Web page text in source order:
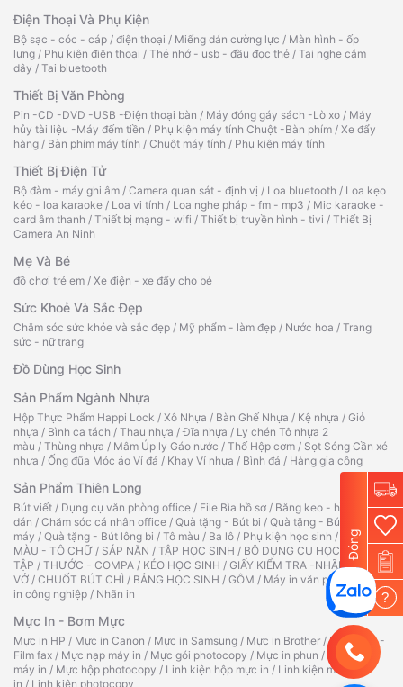
Điện Thoại Và Phụ Kiện
Bộ sạc - cóc - cáp / điện thoại / Miếng dán cường lực / Màn hình - ốp
lưng / Phụ kiện điện thoại / Thẻ nhớ - usb - đầu đọc thẻ / Tai nghe cắm
dây / Tai bluetooth
Thiết Bị Văn Phòng
Pin -CD -DVD -USB -Điện thoại bàn / Máy đóng gáy sách -Lò xo / Máy
hủy tài liệu -Máy đếm tiền / Phụ kiện máy tính Chuột -Bàn phím / Xe đẩy
hàng / Bàn phím máy tính / Chuột máy tính / Phụ kiện máy tính
Thiết Bị Điện Tử
Bộ đàm - máy ghi âm / Camera quan sát - định vị / Loa bluetooth / Loa kẹo
kéo - loa karaoke / Loa vi tính / Loa nghe pháp - fm - mp3 / Mic karaoke -
card âm thanh / Thiết bị mạng - wifi / Thiết bị truyền hình - tivi / Thiết Bị
Camera An Ninh
Mẹ Và Bé
đồ chơi trẻ em / Xe điện - xe đẩy cho bé
Sức Khoẻ Và Sắc Đẹp
Chăm sóc sức khỏe và sắc đẹp / Mỹ phẩm - làm đẹp / Nước hoa / Trang
sức - nữ trang
Đồ Dùng Học Sinh
Sản Phẩm Ngành Nhựa
Hộp Thực Phẩm Happi Lock / Xô Nhựa / Bàn Ghế Nhựa / Kệ nhựa / Giỏ
nhựa / Bình ca tách / Thau nhựa /Đĩa nhựa / Ly chén Tô nhựa 2
màu / Thùng nhựa / Mâm Úp ly Gáo nước / Thố Hộp cơm / Sọt Sóng Cần xé
nhựa / Ống đũa Móc áo Vỉ đá / Khay Vỉ nhựa / Bình đá / Hàng gia công
Sản Phẩm Thiên Long
Bút viết / Dụng cụ văn phòng office / File Bìa hồ sơ / Băng keo - hồ
dán / Chăm sóc cá nhân office / Quà tặng - Bút bi / Quà tặng - Bút
máy / Quà tặng - Bút lông bi / Tô màu / Ba lô / Phụ kiện học sinh /
TẬP TÔ
MÀU - TÔ CHỮ / SÁP NẶN / TẬP HỌC SINH / BỘ DỤNG CỤ HỌC
TẬP / THƯỚC - COMPA / KÉO HỌC SINH / GIẤY KIỂM TRA -NHÃN
VỞ / CHUỐT BÚT CHÌ / BẢNG HỌC SINH / GÔM / Máy in văn phòng
Máy
in công nghiệp / Nhãn in
Mực In - Bơm Mực
Mực in HP / Mực in Canon / Mực in Samsung / Mực in Brother /Ruy băng -
Film fax / Mực nạp máy in / Mực gói photocopy / Mực in phun / Hộp mực
máy in / Mực hộp photocopy / Linh kiện hộp mực in / Linh kiện máy
in / Linh kiện photocopy
Đóng
?